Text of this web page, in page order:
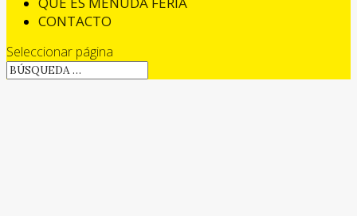
CONTACTO
Seleccionar página